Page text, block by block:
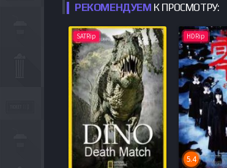
РЕКОМЕНДУЕМ К ПРОСМОТРУ:
SATRip HDRip
5.4